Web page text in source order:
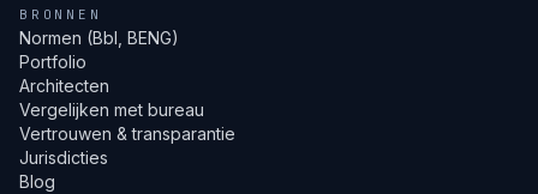
BRONNEN
Normen (Bbl, BENG)
Portfolio
Architecten
Vergelijken met bureau
Vertrouwen & transparantie
Jurisdicties
Blog